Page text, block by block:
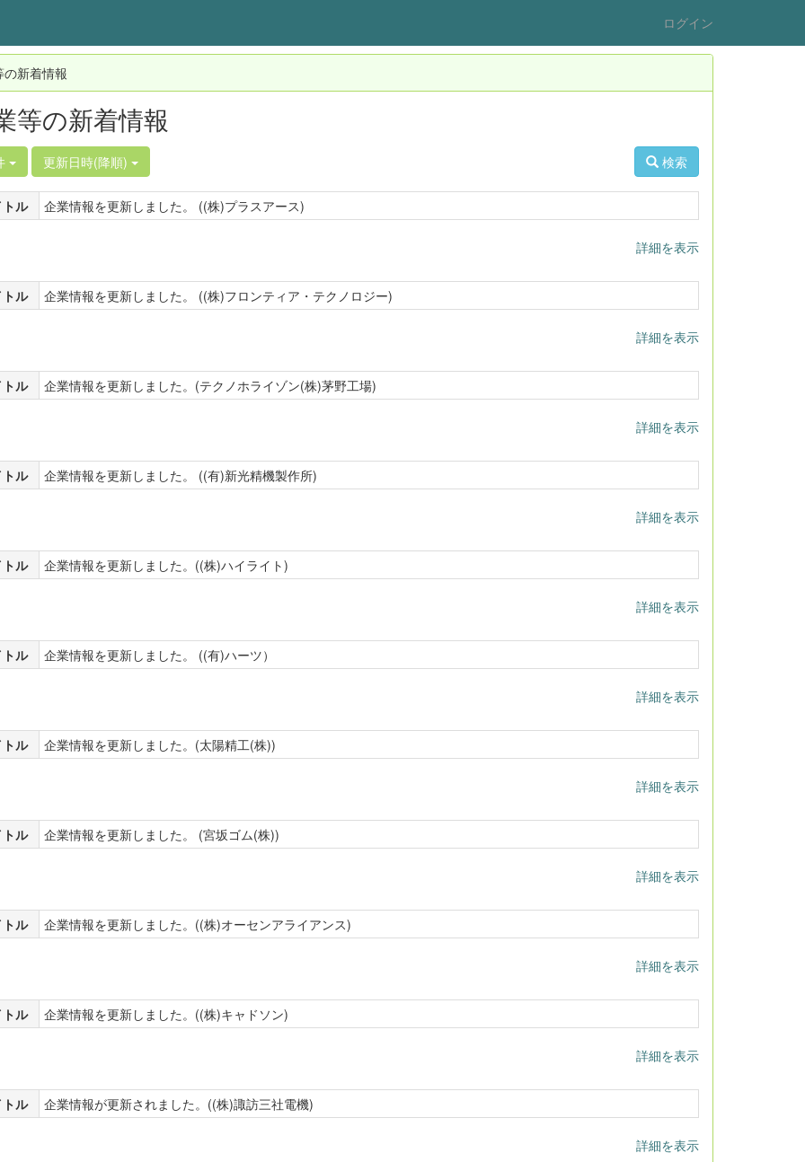
ログイン
の新着情報
等の新着情報
更新日時(降順) 検索
ル 企業情報を更新しました。 ((株)プラスアース)
詳細を表示
ル 企業情報を更新しました。 ((株)フロンティア・テクノロジー)
詳細を表示
ル 企業情報を更新しました。(テクノホライゾン(株)茅野工場)
詳細を表示
ル 企業情報を更新しました。 ((有)新光精機製作所)
詳細を表示
ル 企業情報を更新しました。((株)ハイライト)
詳細を表示
ル 企業情報を更新しました。 ((有)ハーツ）
詳細を表示
ル 企業情報を更新しました。(太陽精工(株))
詳細を表示
ル 企業情報を更新しました。 (宮坂ゴム(株))
詳細を表示
ル 企業情報を更新しました。((株)オーセンアライアンス)
詳細を表示
ル 企業情報を更新しました。((株)キャドソン)
詳細を表示
ル 企業情報が更新されました。((株)諏訪三社電機)
詳細を表示